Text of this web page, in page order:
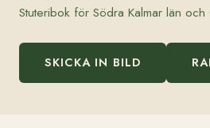
Stuteribok för Södra Kalmar län och
SKICKA IN BILD